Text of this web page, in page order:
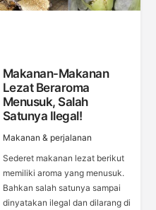
Makanan-Makanan
Lezat Beraroma
Menusuk, Salah
Satunya Ilegal!
Makanan & perjalanan
Sederet makanan lezat berikut
memiliki aroma yang menusuk.
Bahkan salah satunya sampai
dinyatakan ilegal dan dilarang di